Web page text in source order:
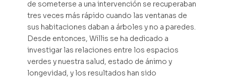
de someterse a una intervención se recuperaban
tres veces más rápido cuando las ventanas de
sus habitaciones daban a árboles y no a paredes.
Desde entonces, Willis se ha dedicado a
investigar las relaciones entre los espacios
verdes y nuestra salud, estado de ánimo y
longevidad, y los resultados han sido